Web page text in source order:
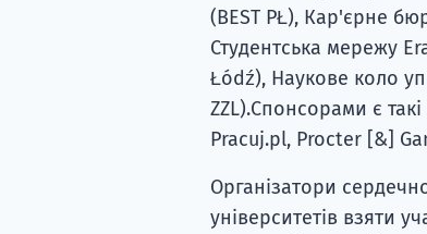
(BEST PŁ), Кар'єрне
Студентська мережу
Łódź), Наукове коло
ZZL).Спонсорами є
Pracuj.pl, Procter [&]
Організатори
університетів взяти